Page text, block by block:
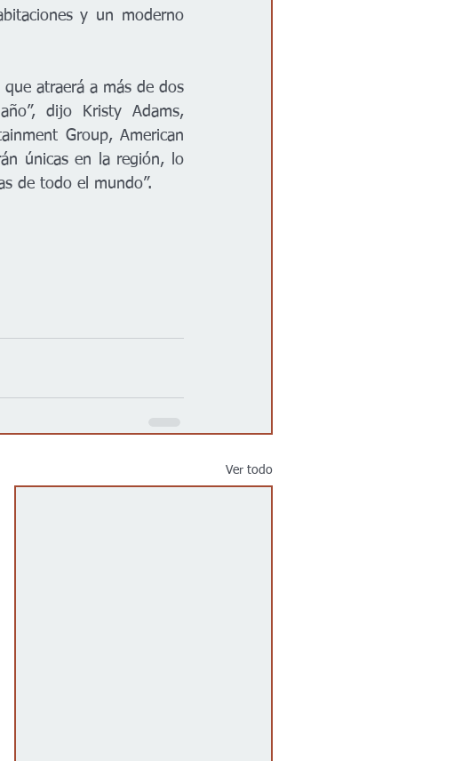
y un moderno
atraerá a más de dos
dijo Kristy Adams,
Group, American
únicas en la región, lo
de todo el mundo”.
Ver todo